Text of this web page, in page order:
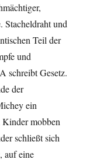
Stacheldraht und
Teil der
und
schreibt Gesetz.
der
ein
Kinder mobben
schließt sich
auf eine